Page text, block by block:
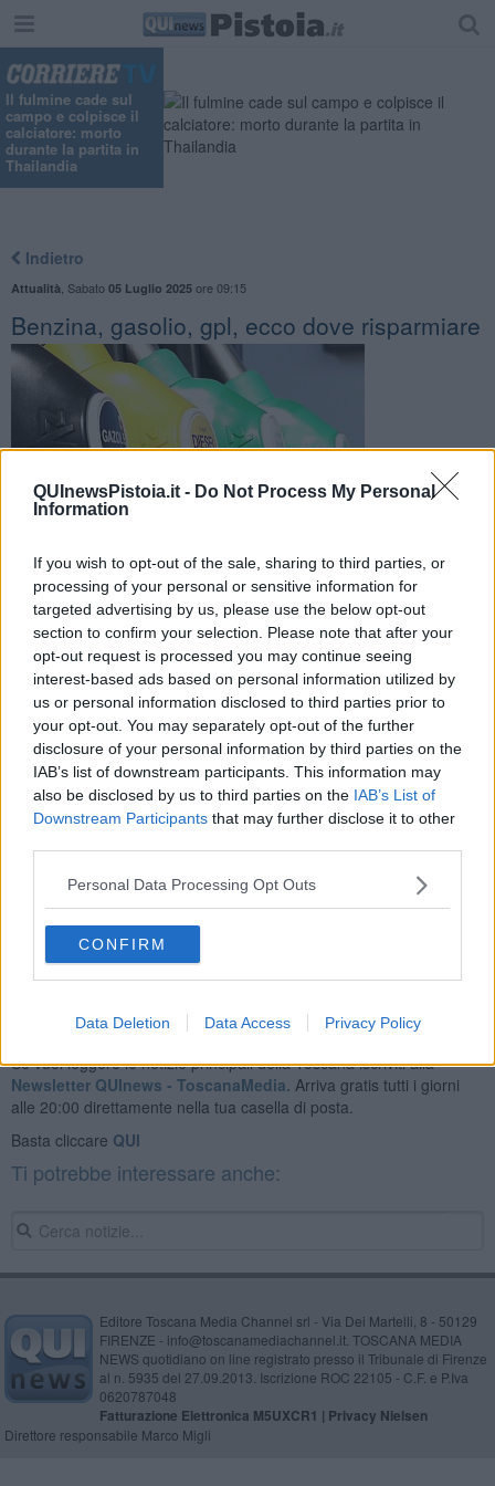
QUInewsPistoia.it - Do Not Process My Personal
Information
If you wish to opt-out of the sale, sharing to third parties, or
processing of your personal or sensitive information for
targeted advertising by us, please use the below opt-out
section to confirm your selection. Please note that after your
opt-out request is processed you may continue seeing
interest-based ads based on personal information utilized by
us or personal information disclosed to third parties prior to
your opt-out. You may separately opt-out of the further
disclosure of your personal information by third parties on the
IAB’s list of downstream participants. This information may
also be disclosed by us to third parties on the IAB’s List of
Downstream Participants that may further disclose it to other
Personal Data Processing Opt Outs
CONFIRM
Data Deletion Data Access Privacy Policy
Il fulmine cade sul
campo e colpisce il
calciatore: morto
durante la partita in
Thailandia
Indietro
Attualità Sabato 05 Luglio 2025ore 09:15
Benzina, gasolio, gpl, ecco dove risparmiare
Ecco l'elenco dei prezzi del carburante in provincia di Pistoia.
Comune per comune gli impianti più economici dove fare
rifornimento.
PROVINCIA DI PISTOIA —Questi i prezzi dei carburanti rilevati al
giorno 05 luglio 2025dal Ministero dello sviluppo economico
Se vuoi leggere le notizie principali della Toscana iscriviti alla
Newsletter QUInews - ToscanaMedia. Arriva gratis tutti i giorni
alle 20:00 direttamente nella tua casella di posta.
Basta cliccare QUI
Ti potrebbe interessare anche:
Editore Toscana Media Channel srl - Via Dei Martelli, 8 - 50129
FIRENZE - info@toscanamediachannel.it. TOSCANA MEDIA
NEWS quotidiano on line registrato presso il Tribunale di Firenze
al n. 5935 del 27.09.2013. Iscrizione ROC 22105 - C.F. e P.Iva
0620787048
Fatturazione Elettronica M5UXCR1 | Privacy Nielsen
Direttore responsabile Marco Migli